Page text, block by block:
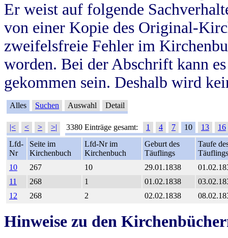
Er weist auf folgende
von einer Kopie des Original-
zweifelsfreie Fehler im
worden. Bei der Abschrift kann
gekommen sein. Deshalb wird
Alles Suchen Auswahl Detail
|< < > >| 3380 Einträge gesamt: 1 4 7 10 13
16
Lfd-
Nr
Seite im
Kirchenbuch
Lfd-Nr im
Kirchenbuch
Geburt des
Täuflings
Taufe
Täuflings
10
267 10 29.01.1838
11
268 1 01.02.1838
12
268 2 02.02.1838
Hinweise zu den